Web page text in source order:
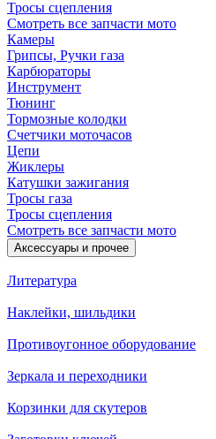
Тросы сцепления
Смотреть все запчасти мото
Камеры
Грипсы, Ручки газа
Карбюраторы
Инструмент
Тюнинг
Тормозные колодки
Счетчики моточасов
Цепи
Жиклеры
Катушки зажигания
Тросы газа
Тросы сцепления
Смотреть все запчасти мото
Аксессуары и прочее
Литература
Наклейки, шильдики
Противоугонное оборудование
Зеркала и переходники
Корзинки для скутеров